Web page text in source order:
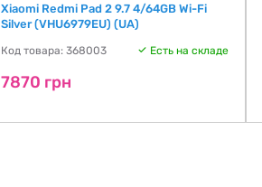
Xiaomi Redmi Pad 2 9.7 4/64GB Wi-Fi
Silver (VHU6979EU) (UA)
Код товара: 368003 Есть на складе
7870 грн